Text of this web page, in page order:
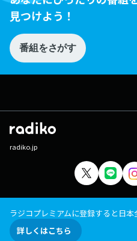
見つけよう！
番組をさがす
radiko.jp
ラジコプレミアムに登録すると日
詳しくはこちら